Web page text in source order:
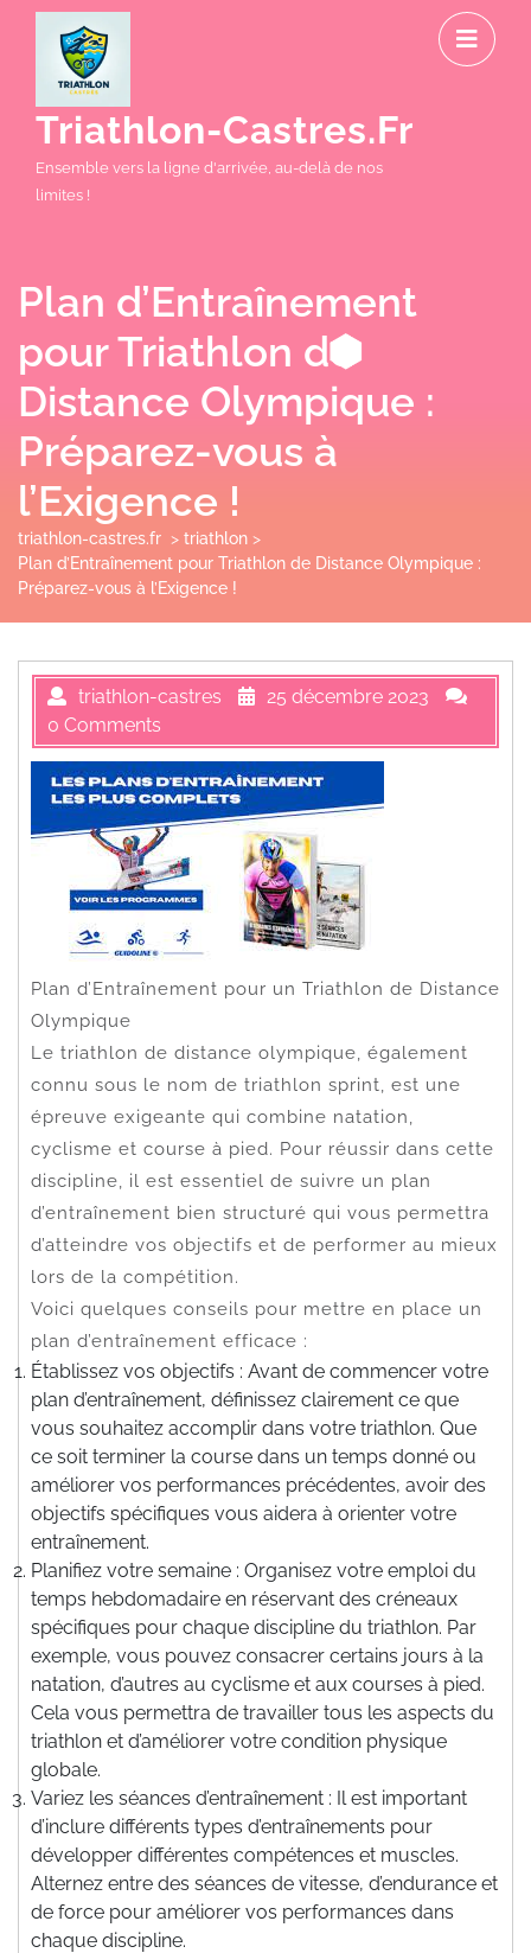
Triathlon-Castres.fr
Ensemble vers la ligne d'arrivée, au-delà de nos
limites !
Plan d’Entraînement
pour Triathlon de
Distance Olympique :
Préparez-vous à
l’Exigence !
triathlon-castres.fr > triathlon >
Plan d’Entraînement pour Triathlon de Distance Olympique :
Préparez-vous à l’Exigence !
triathlon-castres
25 décembre 2023
0 Comments
Plan d’Entraînement pour un Triathlon de Distance
Olympique
Le triathlon de distance olympique, également
connu sous le nom de triathlon sprint, est une
épreuve exigeante qui combine natation,
cyclisme et course à pied. Pour réussir dans cette
discipline, il est essentiel de suivre un plan
d’entraînement bien structuré qui vous permettra
d’atteindre vos objectifs et de performer au mieux
lors de la compétition.
Voici quelques conseils pour mettre en place un
plan d’entraînement efficace :
Établissez vos objectifs : Avant de commencer votre
plan d’entraînement, définissez clairement ce que
vous souhaitez accomplir dans votre triathlon. Que
ce soit terminer la course dans un temps donné ou
améliorer vos performances précédentes, avoir des
objectifs spécifiques vous aidera à orienter votre
entraînement.
Planifiez votre semaine : Organisez votre emploi du
temps hebdomadaire en réservant des créneaux
spécifiques pour chaque discipline du triathlon. Par
exemple, vous pouvez consacrer certains jours à la
natation, d’autres au cyclisme et aux courses à pied.
Cela vous permettra de travailler tous les aspects du
triathlon et d’améliorer votre condition physique
globale.
Variez les séances d’entraînement : Il est important
d’inclure différents types d’entraînements pour
développer différentes compétences et muscles.
Alternez entre des séances de vitesse, d’endurance et
de force pour améliorer vos performances dans
chaque discipline.